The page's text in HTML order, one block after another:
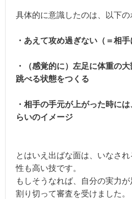
具体的に意識したのは、以下の
・あえて攻め過ぎない（＝相手
・（感覚的に）左足に体重の
跳べる状態をつくる
・相手の手元が上がった時に
らいのイメージ
とはいえ出ばな面は、いなさ
性も高い技です。
もしそうなれば、自分の実力
割り切って審査を受けました。